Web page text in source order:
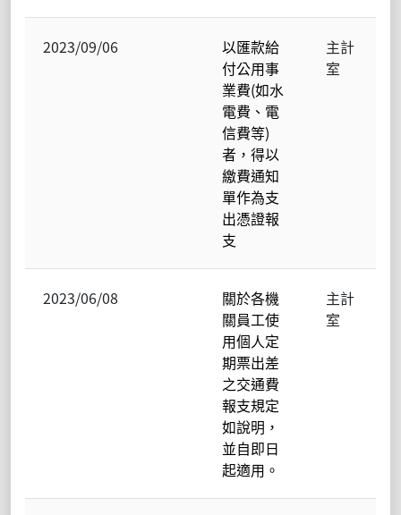
2023/09/06
以匯款給
付公用事
業費(如水
電費、電
信費等)
者，得以
繳費通知
單作為支
出憑證報
支
主計
室
2023/06/08
關於各機
關員工使
用個人定
期票出差
之交通費
報支規定
如說明，
並自即日
起適用。
主計
室